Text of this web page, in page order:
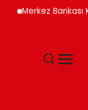
Merkez Bankası